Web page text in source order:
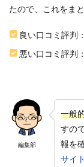
ング
頻度
に合
を選
べる
3.2
2.無料
たので、これをま
良い口コミ評判
悪い口コミ評判
編集部
一般
すの
報を
サイト